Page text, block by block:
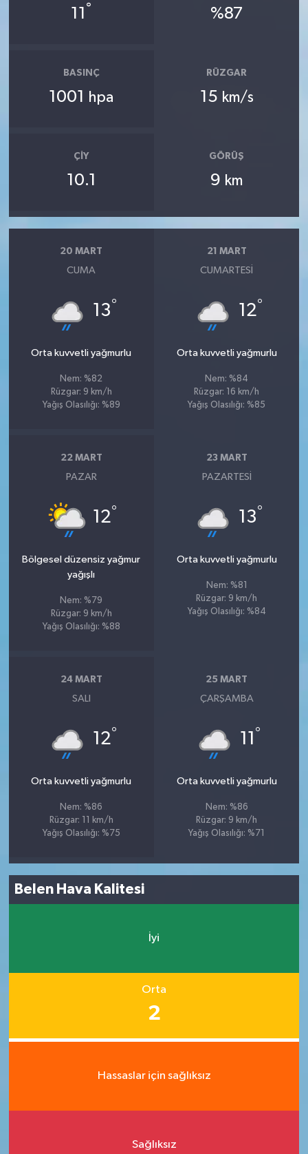
11 ° %87
BASINÇ
1001 hpa
RÜZGAR
15 km/s
ÇIY
10.1
GÖRÜŞ
9 km
20 MART
CUMA
13°
Orta kuvvetli yağmurlu
Nem: %82
Rüzgar: 9 km/h
Yağış Olasılığı: %89
21 MART
CUMARTESI
12°
Orta kuvvetli yağmurlu
Nem: %84
Rüzgar: 16 km/h
Yağış Olasılığı: %85
22 MART
PAZAR
12°
Bölgesel düzensiz yağmur
yağışlı
Nem: %79
Rüzgar: 9 km/h
Yağış Olasılığı: %88
23 MART
PAZARTESI
13°
Orta kuvvetli yağmurlu
Nem: %81
Rüzgar: 9 km/h
Yağış Olasılığı: %84
24 MART
SALI
12°
Orta kuvvetli yağmurlu
Nem: %86
Rüzgar: 11 km/h
Yağış Olasılığı: %75
25 MART
ÇARŞAMBA
11 °
Orta kuvvetli yağmurlu
Nem: %86
Rüzgar: 9 km/h
Yağış Olasılığı: %71
Belen Hava Kalitesi
İyi
Orta
2
Hassaslar için sağlıksız
Sağlıksız